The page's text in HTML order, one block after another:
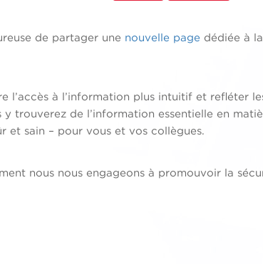
de partager une nouvelle page dédiée à
à l’information plus intuitif et refléter
trouverez de l’information essentielle en
et sain – pour vous et vos collègues.
nous nous engageons à promouvoir la